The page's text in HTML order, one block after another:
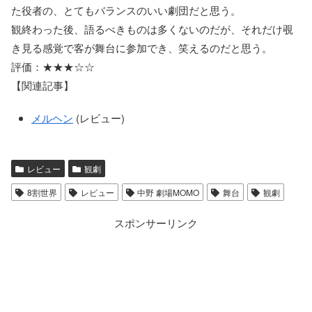
た役者の、とてもバランスのいい劇団だと思う。
観終わった後、語るべきものは多くないのだが、それだけ覗
き見る感覚で客が舞台に参加でき、笑えるのだと思う。
評価：★★★☆☆
【関連記事】
メルヘン (レビュー)
レビュー 観劇
8割世界 レビュー 中野 劇場MOMO 舞台 観劇
スポンサーリンク